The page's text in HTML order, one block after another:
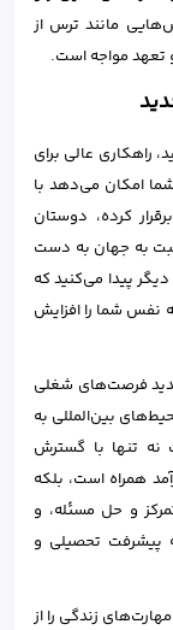
مانند ترس از
تعهد مواجه است.
راهکاری عالی برای
شما امکان می‌دهد با
کرده، دوستان
به جهان به دست
پیدا می‌کنید که
نفس شما را افزایش
فرصت‌های شغلی
بین‌المللی به
تنها با گسترش
همراه است، بلکه
و حل مسئله، و
پیشرفت تحصیلی و
زندگی را از